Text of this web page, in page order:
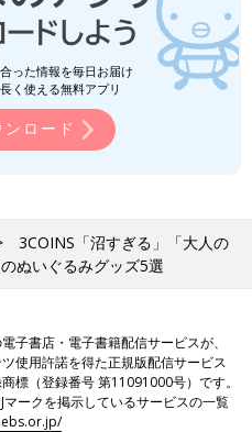
った情報を毎日お届け
く使える無料アプリ
ロード
3COINS「沼すぎる」「大人の
ぬいぐるみグッズ5選
子書店・電子書籍配信サービスが、
使用許諾を得た正規版配信サービス
標（登録番号 第11091000号）です。
マークを掲示しているサービスの一覧